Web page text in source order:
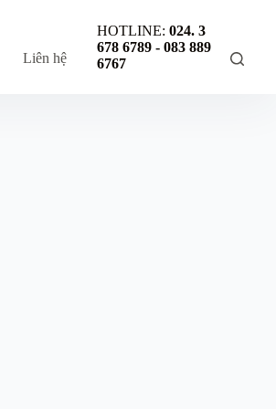
Liên hệ
HOTLINE:024. 3
678 6789 -083 889
6767